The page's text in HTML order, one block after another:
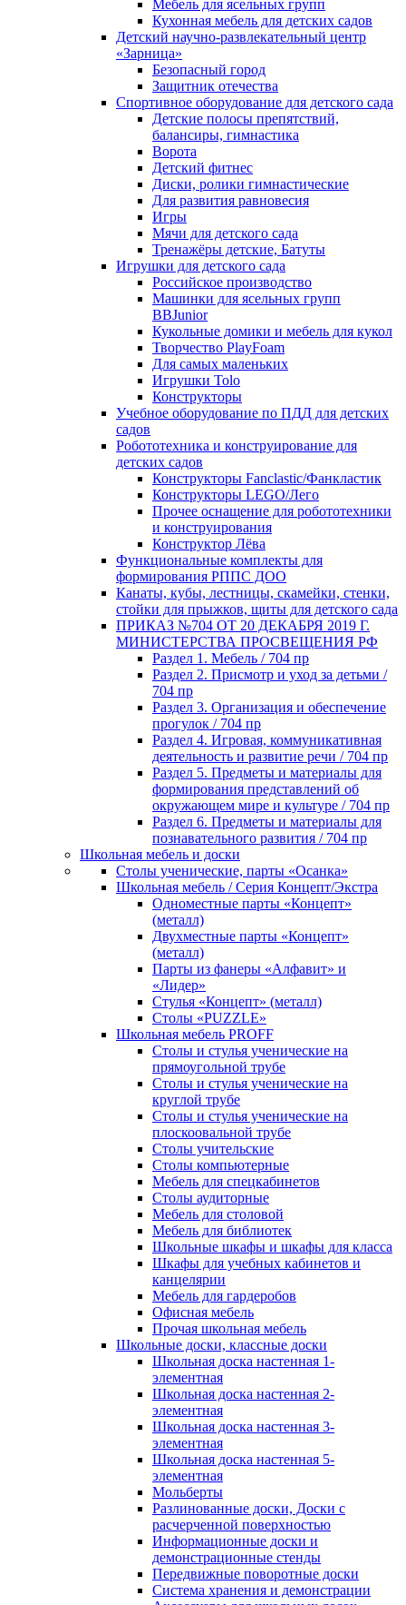
Мебель для ясельных групп
Кухонная мебель для детских садов
Детский научно-развлекательный центр
«Зарница»
Безопасный город
Защитник отечества
Спортивное оборудование для детского сада
Детские полосы препятствий,
балансиры, гимнастика
Ворота
Детский фитнес
Диски, ролики гимнастические
Для развития равновесия
Игры
Мячи для детского сада
Тренажёры детские, Батуты
Игрушки для детского сада
Российское производство
Машинки для ясельных групп
BBJunior
Кукольные домики и мебель для кукол
Творчество PlayFoam
Для самых маленьких
Игрушки Tolo
Конструкторы
Учебное оборудование по ПДД для детских
садов
Робототехника и конструирование для
детских садов
Конструкторы Fanclastic/Фанкластик
Конструкторы LEGO/Лего
Прочее оснащение для робототехники
и конструирования
Конструктор Лёва
Функциональные комплекты для
формирования РППС ДОО
Канаты, кубы, лестницы, скамейки, стенки,
стойки для прыжков, щиты для детского сада
ПРИКАЗ №704 ОТ 20 ДЕКАБРЯ 2019 Г.
МИНИСТЕРСТВА ПРОСВЕЩЕНИЯ РФ
Раздел 1. Мебель / 704 пр
Раздел 2. Присмотр и уход за детьми /
704 пр
Раздел 3. Организация и обеспечение
прогулок / 704 пр
Раздел 4. Игровая, коммуникативная
деятельность и развитие речи / 704 пр
Раздел 5. Предметы и материалы для
формирования представлений об
окружающем мире и культуре / 704 пр
Раздел 6. Предметы и материалы для
познавательного развития / 704 пр
Школьная мебель и доски
Столы ученические, парты «Осанка»
Школьная мебель / Серия Концепт/Экстра
Одноместные парты «Концепт»
(металл)
Двухместные парты «Концепт»
(металл)
Парты из фанеры «Алфавит» и
«Лидер»
Стулья «Концепт» (металл)
Столы «PUZZLE»
Школьная мебель PROFF
Столы и стулья ученические на
прямоугольной трубе
Столы и стулья ученические на
круглой трубе
Столы и стулья ученические на
плоскоовальной трубе
Столы учительские
Столы компьютерные
Мебель для спецкабинетов
Столы аудиторные
Мебель для столовой
Мебель для библиотек
Школьные шкафы и шкафы для класса
Шкафы для учебных кабинетов и
канцелярии
Мебель для гардеробов
Офисная мебель
Прочая школьная мебель
Школьные доски, классные доски
Школьная доска настенная 1-
элементная
Школьная доска настенная 2-
элементная
Школьная доска настенная 3-
элементная
Школьная доска настенная 5-
элементная
Мольберты
Разлинованные доски, Доски с
расчерченной поверхностью
Информационные доски и
демонстрационные стенды
Передвижные поворотные доски
Система хранения и демонстрации